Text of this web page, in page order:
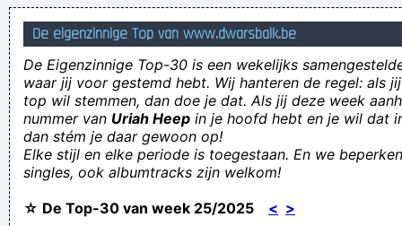
niet zeuren~ Kanye West
De losse vijs kon hem geen moer schelen.
Bloemen kan men kopen. Sla: ook!
Een linkshandige kan sneller schrijven dan iemand zonder
handen.
Ons Sarah heeft ´n nieuw lief. Tellefonnééére da die doe!
waar een wilg is is een weg
De eigenzinnige Top van www.dwarsbalk.be
De Eigenzinnige Top-30 is een wekelijks
waar jij voor gestemd hebt. Wij hanteren de regel: als
top wil stemmen, dan doe je dat. Als jij deze week
nummer van Uriah Heep in je hoofd hebt en je wil dat
dan stém je daar gewoon op!
Elke stijl en elke periode is toegestaan. En we
singles, ook albumtracks zijn welkom!
☆ De Top-30 van week 25/2025 < >